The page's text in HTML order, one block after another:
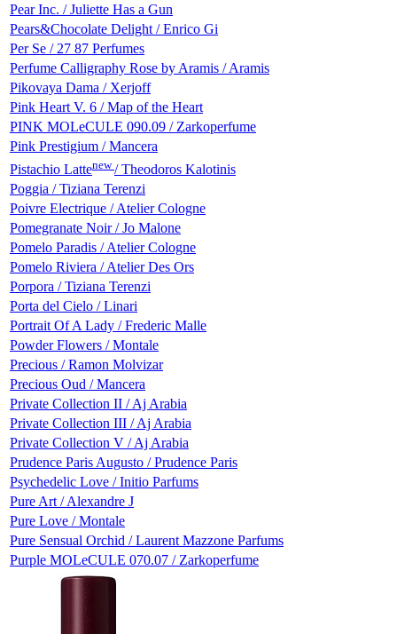
Pear Inc. / Juliette Has a Gun
Pears&Chocolate Delight / Enrico Gi
Per Se / 27 87 Perfumes
Perfume Calligraphy Rose by Aramis / Aramis
Pikovaya Dama / Xerjoff
Pink Heart V. 6 / Map of the Heart
PINK MOLeCULE 090.09 / Zarkoperfume
Pink Prestigium / Mancera
Pistachio Lattenew/ Theodoros Kalotinis
Poggia / Tiziana Terenzi
Poivre Electrique / Atelier Cologne
Pomegranate Noir / Jo Malone
Pomelo Paradis / Atelier Cologne
Pomelo Riviera / Atelier Des Ors
Porpora / Tiziana Terenzi
Porta del Cielo / Linari
Portrait Of A Lady / Frederic Malle
Powder Flowers / Montale
Precious / Ramon Molvizar
Precious Oud / Mancera
Private Collection II / Aj Arabia
Private Collection III / Aj Arabia
Private Collection V / Aj Arabia
Prudence Paris Augusto / Prudence Paris
Psychedelic Love / Initio Parfums
Pure Art / Alexandre J
Pure Love / Montale
Pure Sensual Orchid / Laurent Mazzone Parfums
Purple MOLeCULE 070.07 / Zarkoperfume